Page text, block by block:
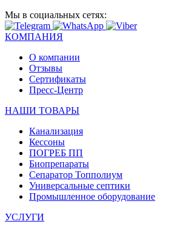
Мы в социальных сетях:
КОМПАНИЯ
О компании
Отзывы
Сертификаты
Пресс-Центр
НАШИ ТОВАРЫ
Канализация
Кессоны
ПОГРЕБ ПП
Биопрепараты
Сепаратор Топполиум
Универсальные септики
Промышленное оборудование
УСЛУГИ